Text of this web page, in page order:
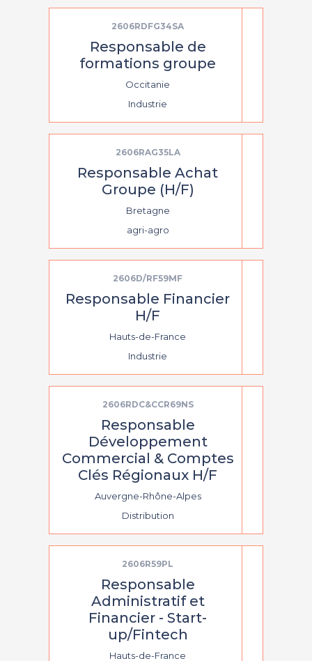
2606RDFG34SA
Responsable de
formations groupe
Occitanie
Industrie
2606RAG35LA
Responsable Achat
Groupe (H/F)
Bretagne
agri-agro
2606D/RF59MF
Responsable Financier
H/F
Hauts-de-France
Industrie
2606RDC&CCR69NS
Responsable
Développement
Commercial & Comptes
Clés Régionaux H/F
Auvergne-Rhône-Alpes
Distribution
2606R59PL
Responsable
Administratif et
Financier - Start-
up/Fintech
Hauts-de-France